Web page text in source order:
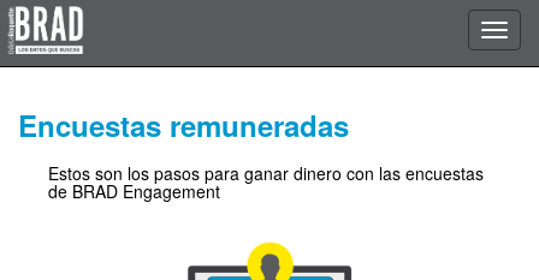
Encuestas remuneradas
Estos son los pasos para ganar dinero con las encuestas
de BRAD Engagement